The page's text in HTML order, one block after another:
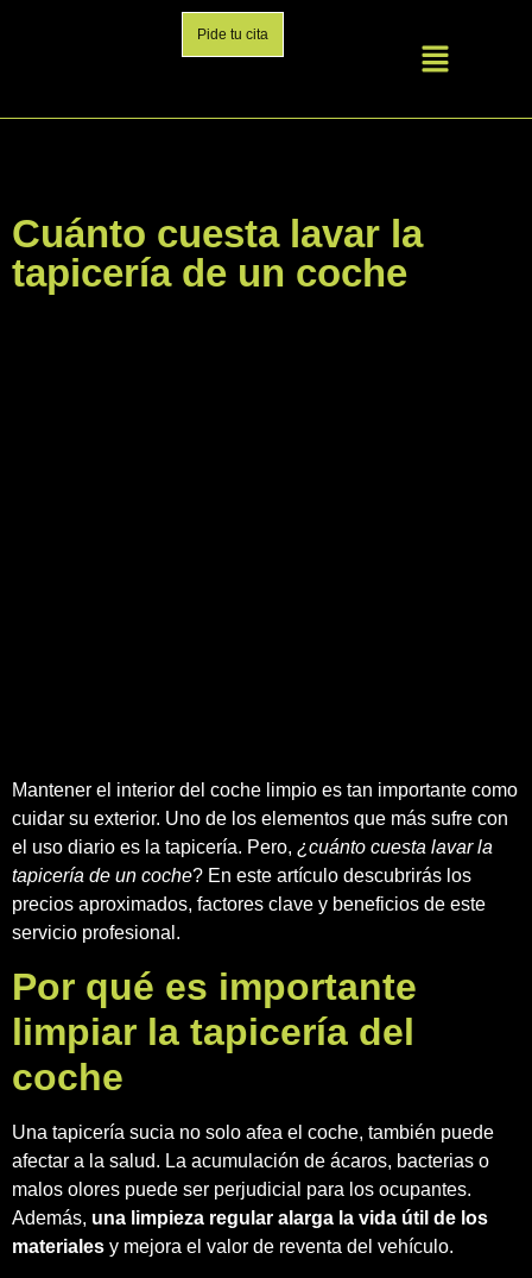
Pide tu cita
Cuánto cuesta lavar la
tapicería de un coche
Mantener el interior del coche limpio es tan importante como
cuidar su exterior. Uno de los elementos que más sufre con
el uso diario es la tapicería. Pero, ¿cuánto cuesta lavar la
tapicería de un coche? En este artículo descubrirás los
precios aproximados, factores clave y beneficios de este
servicio profesional.
Por qué es importante
limpiar la tapicería del
coche
Una tapicería sucia no solo afea el coche, también puede
afectar a la salud. La acumulación de ácaros, bacterias o
malos olores puede ser perjudicial para los ocupantes.
Además, una limpieza regular alarga la vida útil de los
materiales y mejora el valor de reventa del vehículo.